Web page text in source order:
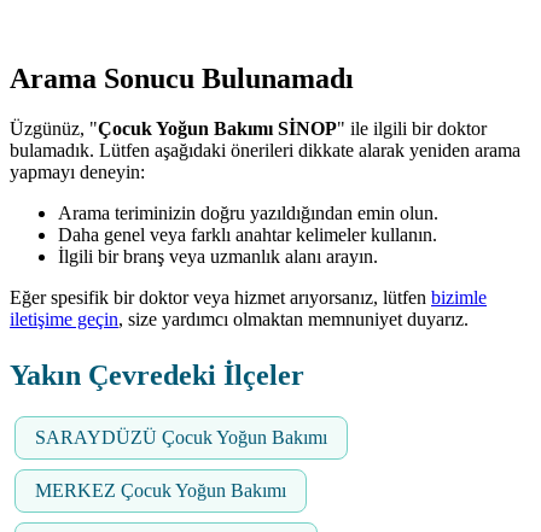
Arama Sonucu Bulunamadı
Üzgünüz, "Çocuk Yoğun Bakımı SİNOP" ile ilgili bir doktor
bulamadık. Lütfen aşağıdaki önerileri dikkate alarak yeniden arama
yapmayı deneyin:
Arama teriminizin doğru yazıldığından emin olun.
Daha genel veya farklı anahtar kelimeler kullanın.
İlgili bir branş veya uzmanlık alanı arayın.
Eğer spesifik bir doktor veya hizmet arıyorsanız, lütfen bizimle
iletişime geçin, size yardımcı olmaktan memnuniyet duyarız.
Yakın Çevredeki İlçeler
SARAYDÜZÜ Çocuk Yoğun Bakımı
MERKEZ Çocuk Yoğun Bakımı